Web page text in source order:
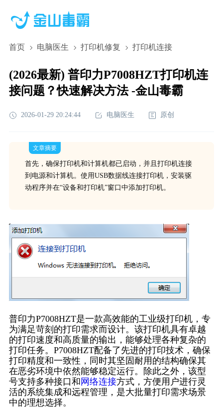
首页 电脑医生 打印机修复 打印机连接
(2026最新) 普印力P7008HZT打印机连
接问题？快速解决方法 -金山毒霸
2026-01-29 20:24:44 电脑医生 原创
文章摘要
首先，确保打印机和计算机都已启动，并且打印机连接
到电源和计算机。使用USB数据线连接打印机，安装驱
动程序并在“设备和打印机”窗口中添加打印机。
普印力P7008HZT是一款高效能的工业级打印机，专
为满足苛刻的打印需求而设计。该打印机具有卓越
的打印速度和高质量的输出，能够处理各种复杂的
打印任务。P7008HZT配备了先进的打印技术，确保
打印精度和一致性，同时其坚固耐用的结构确保其
在恶劣环境中依然能够稳定运行。除此之外，该型
号支持多种接口和 网络连接方式，方便用户进行灵
活的系统集成和远程管理，是大批量打印需求场景
中的理想选择。